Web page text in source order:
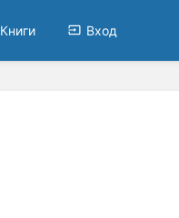
Книги Вход